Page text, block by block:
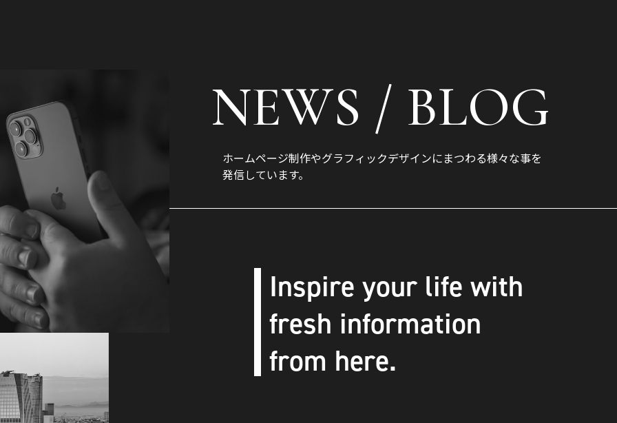
NEWS / BLOG
ホームページ制作やグラフィックデザインにまつわる様々な事を
発信しています。
Inspire your life with
fresh information
from here.